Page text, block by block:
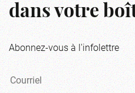
dans votre
Abonnez-vous à l'infolettre